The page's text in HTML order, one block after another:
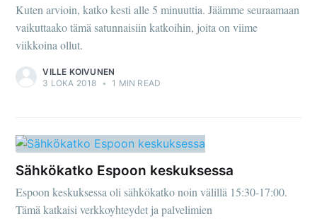
Kuten arvioin, katko kesti alle 5 minuuttia. Jäämme seuraamaan
vaikuttaako tämä satunnaisiin katkoihin, joita on viime
viikkoina ollut.
VILLE KOIVUNEN
3 LOKA 2018 • 1 MIN READ
Sähkökatko Espoon keskuksessa
Espoon keskuksessa oli sähkökatko noin välillä 15:30-17:00.
Tämä katkaisi verkkoyhteydet ja palvelimien